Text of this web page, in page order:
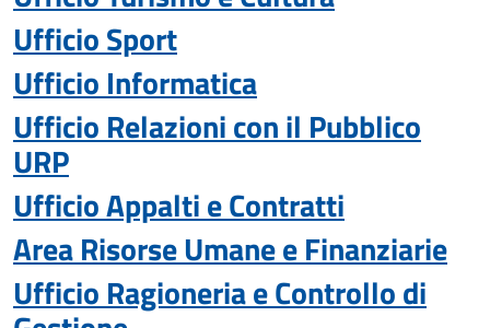
Ufficio Sport
Ufficio Informatica
Ufficio Relazioni con il Pubblico
URP
Ufficio Appalti e Contratti
Area Risorse Umane e Finanziarie
Ufficio Ragioneria e Controllo di